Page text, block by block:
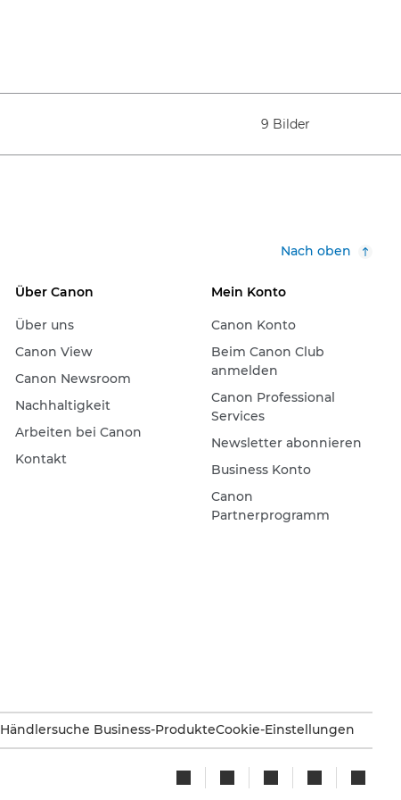
9 Bilder
Nach oben
Über Canon
Über uns
Canon View
Canon Newsroom
Nachhaltigkeit
Arbeiten bei Canon
Kontakt
Mein Konto
Canon Konto
Beim Canon Club
anmelden
Canon Professional
Services
Newsletter abonnieren
Business Konto
Canon
Partnerprogramm
Händlersuche Business-ProdukteCookie-Einstellungen